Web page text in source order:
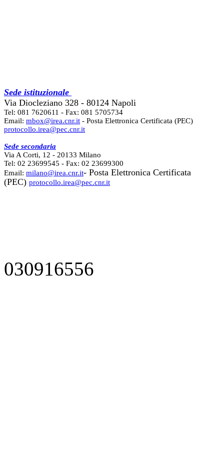
Sede istituzionale
Via Diocleziano 328 - 80124 Napoli
Tel: 081 7620611 - Fax: 081 5705734
Email: mbox@irea.cnr.it - Posta Elettronica Certificata (PEC)
protocollo.irea@pec.cnr.it
Sede secondaria
Via A Corti, 12 - 20133 Milano
Tel: 02 23699545 - Fax: 02 23699300
Email: milano@irea.cnr.it- Posta Elettronica Certificata
(PEC) protocollo.irea@pec.cnr.it
030916556